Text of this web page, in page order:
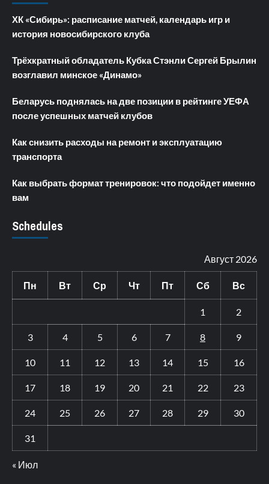
ХК «Сибирь»: расписание матчей, календарь игр и
история новосибирского клуба
Трёхкратный обладатель Кубка Стэнли Сергей Брылин
возглавил минское «Динамо»
Беларусь поднялась на две позиции в рейтинге УЕФА
после успешных матчей клубов
Как снизить расходы на ремонт и эксплуатацию
транспорта
Как выбрать формат тренировок: что подойдет именно
вам
Schedules
Август 2026
Пн Вт Ср Чт Пт Сб Вс
1 2
3 4 5 6 7 8 9
10 11 12 13 14 15 16
17 18 19 20 21 22 23
24 25 26 27 28 29 30
31
« Июл